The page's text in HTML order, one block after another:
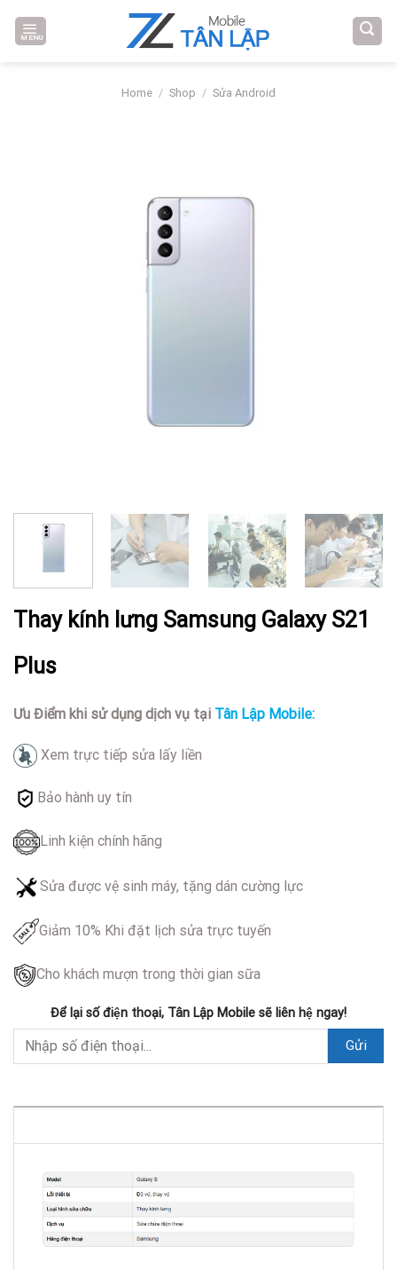
MENU
Home / Shop / Sửa Android
Thay kính lưng Samsung Galaxy S21
Plus
Ưu Điểm khi sử dụng dịch vụ tại Tân Lập Mobile:
Xem trực tiếp sửa lấy liền
Bảo hành uy tín
Linh kiện chính hãng
Sửa được vệ sinh máy, tặng dán cường lực
Giảm 10% Khi đặt lịch sửa trực tuyến
Cho khách mượn trong thời gian sữa
Để lại số điện thoại, Tân Lập Mobile sẽ liên hệ ngay!